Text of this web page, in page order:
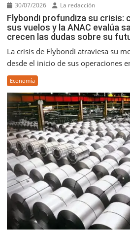
30/07/2026 La redacción
Flybondi profundiza su crisis:
sus vuelos y la ANAC evalúa
crecen las dudas sobre su
La crisis de Flybondi atraviesa su
desde el inicio de sus operaciones
Economía